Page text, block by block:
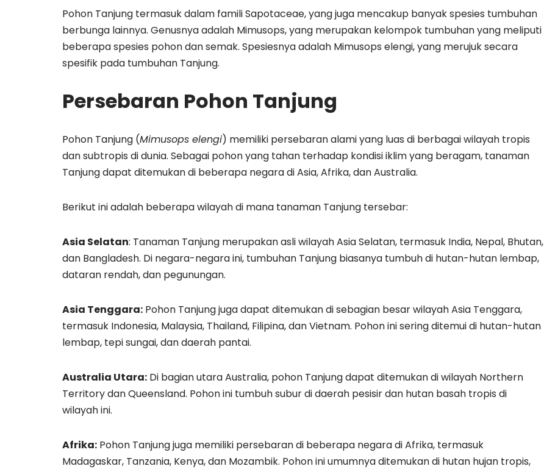
Pohon Tanjung termasuk dalam famili Sapotaceae, yang juga mencakup banyak spesies tumbuhan
berbunga lainnya. Genusnya adalah Mimusops, yang merupakan kelompok tumbuhan yang meliputi
beberapa spesies pohon dan semak. Spesiesnya adalah Mimusops elengi, yang merujuk secara
spesifik pada tumbuhan Tanjung.
Persebaran Pohon Tanjung
Pohon Tanjung (Mimusops elengi) memiliki persebaran alami yang luas di berbagai wilayah tropis
dan subtropis di dunia. Sebagai pohon yang tahan terhadap kondisi iklim yang beragam, tanaman
Tanjung dapat ditemukan di beberapa negara di Asia, Afrika, dan Australia.
Berikut ini adalah beberapa wilayah di mana tanaman Tanjung tersebar:
Asia Selatan: Tanaman Tanjung merupakan asli wilayah Asia Selatan, termasuk India, Nepal, Bhutan,
dan Bangladesh. Di negara-negara ini, tumbuhan Tanjung biasanya tumbuh di hutan-hutan lembap,
dataran rendah, dan pegunungan.
Asia Tenggara: Pohon Tanjung juga dapat ditemukan di sebagian besar wilayah Asia Tenggara,
termasuk Indonesia, Malaysia, Thailand, Filipina, dan Vietnam. Pohon ini sering ditemui di hutan-hutan
lembap, tepi sungai, dan daerah pantai.
Australia Utara: Di bagian utara Australia, pohon Tanjung dapat ditemukan di wilayah Northern
Territory dan Queensland. Pohon ini tumbuh subur di daerah pesisir dan hutan basah tropis di
wilayah ini.
Afrika: Pohon Tanjung juga memiliki persebaran di beberapa negara di Afrika, termasuk
Madagaskar, Tanzania, Kenya, dan Mozambik. Pohon ini umumnya ditemukan di hutan hujan tropis,